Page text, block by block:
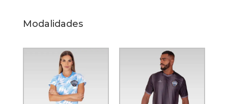
Modalidades